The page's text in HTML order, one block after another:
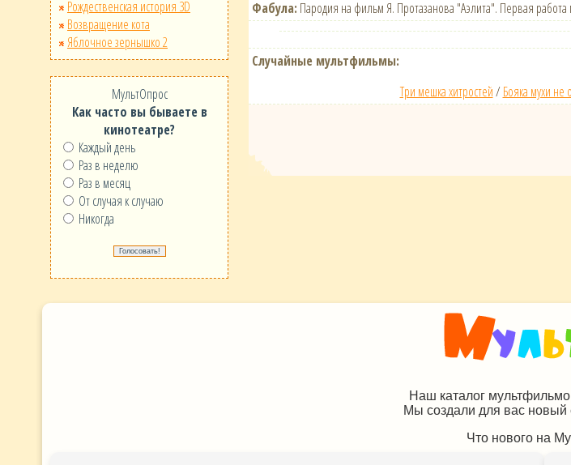
Рождественская история 3D
Возвращение кота
Яблочное зернышко 2
МультОпрос
Как часто вы бываете в
кинотеатре?
Каждый день
Раз в неделю
Раз в месяц
От случая к случаю
Никогда
Фабула: Пародия на фильм Я. Протазанова "Аэлита". Первая работа
Случайные мультфильмы:
Три мешка хитростей/ Бояка мухи не
Наш каталог
Мы создали для вас
Что нового на